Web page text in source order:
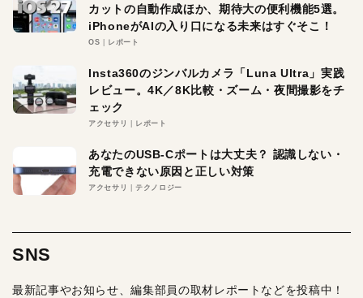
カットの自動作成ほか、期待大の便利機能5選。
iPhoneがAIの入り口になる未来はすぐそこ！
OS レポート
Insta360のジンバルカメラ「Luna Ultra」実践
レビュー。4K／8K比較・ズーム・夜間撮影をチ
ェック
アクセサリ レポート
あなたのUSB-Cポートは大丈夫？ 認識しない・
充電できない原因と正しい対策
アクセサリ テクノロジー
SNS
最新記事やお知らせ、編集部員の取材レポートなどを投稿中！